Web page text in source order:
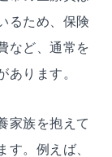
るため、保険
など、通常を
あります。
家族を抱えて
す。例えば、